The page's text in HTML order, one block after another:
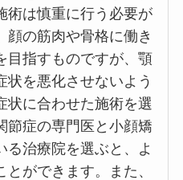
術は慎重に行う必要が
顔の筋肉や骨格に働き
目指すものですが、顎
状を悪化させないよう
状に合わせた施術を選
節症の専門医と小顔矯
る治療院を選ぶと、よ
ができます。また、